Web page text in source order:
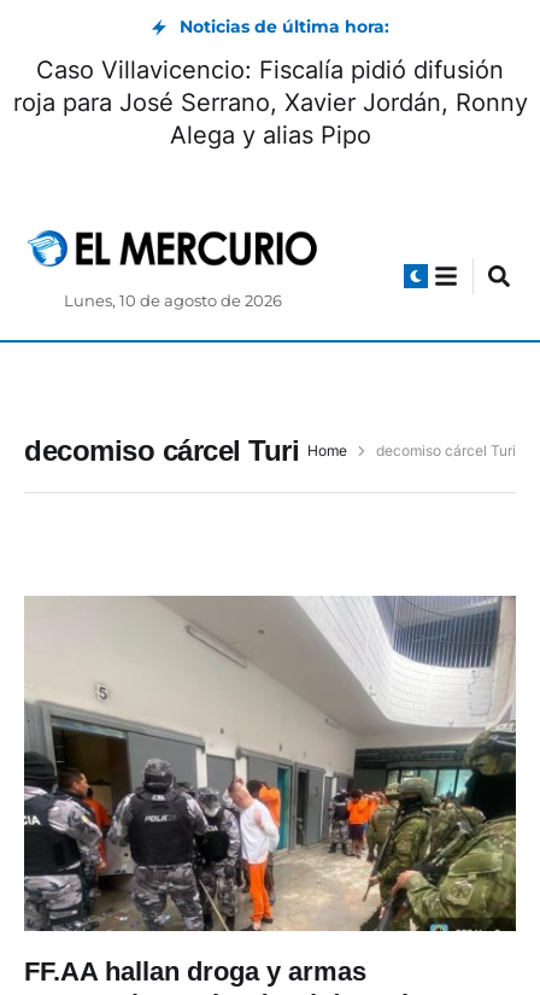
Noticias de última hora:
Caso Villavicencio: Fiscalía pidió difusión
roja para José Serrano, Xavier Jordán, Ronny
Alega y alias Pipo
Lunes, 10 de agosto de 2026
decomiso cárcel Turi Home decomiso cárcel Turi
FF.AA hallan droga y armas